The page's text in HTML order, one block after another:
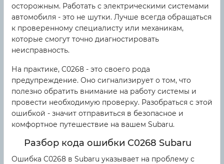
осторожным. Работать с электрическими системами
автомобиля - это не шутки. Лучше всегда обращаться
к проверенному специалисту или механикам,
которые смогут точно диагностировать
неисправность.
На практике, C0268 - это своего рода
предупреждение. Оно сигнализирует о том, что
полезно обратить внимание на работу системы и
провести необходимую проверку. Разобраться с этой
ошибкой - значит отправиться в безопасное и
комфортное путешествие на вашем Subaru.
Разбор кода ошибки C0268 Subaru
Ошибка C0268 в Subaru указывает на проблему с